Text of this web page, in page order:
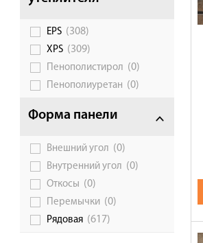
Контакты
EPS (308)
XPS (309)
Пенополистирол (0)
Пенополиуретан (0)
Форма панели
Внешний угол (0)
Внутренний угол (0)
Откосы (0)
Перемычки (0)
Рядовая (617)